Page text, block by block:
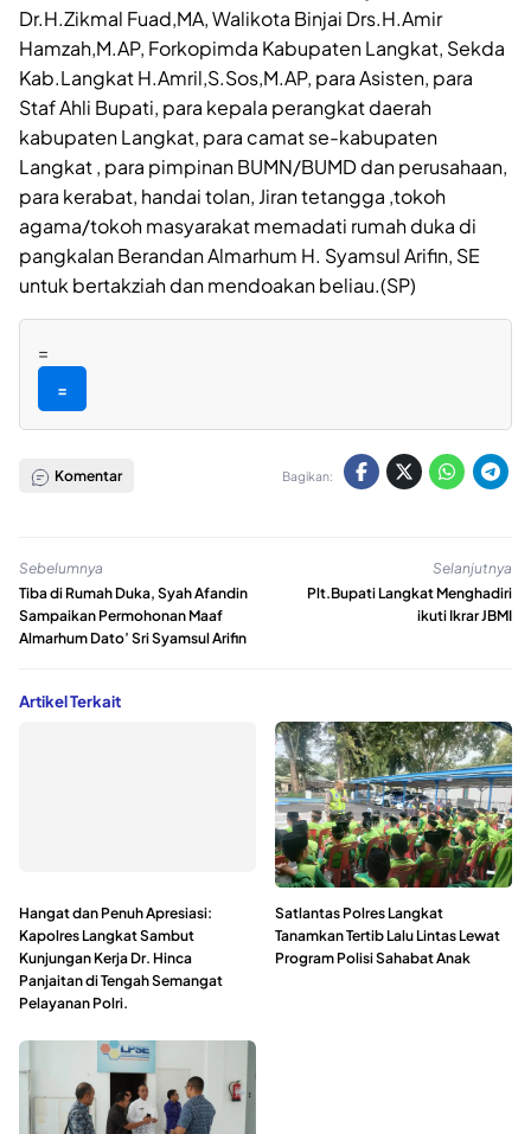
Dr.H.Zikmal Fuad,MA, Walikota Binjai Drs.H.Amir
Hamzah,M.AP, Forkopimda Kabupaten Langkat, Sekda
Kab.Langkat H.Amril,S.Sos,M.AP, para Asisten, para
Staf Ahli Bupati, para kepala perangkat daerah
kabupaten Langkat, para camat se-kabupaten
Langkat , para pimpinan BUMN/BUMD dan perusahaan,
para kerabat, handai tolan, Jiran tetangga ,tokoh
agama/tokoh masyarakat memadati rumah duka di
pangkalan Berandan Almarhum H. Syamsul Arifin, SE
untuk bertakziah dan mendoakan beliau.(SP)
=
=
Komentar Bagikan:
Sebelumnya
Tiba di Rumah Duka, Syah Afandin
Sampaikan Permohonan Maaf
Almarhum Dato’ Sri Syamsul Arifin
Selanjutnya
Plt.Bupati Langkat Menghadiri
ikuti Ikrar JBMI
Artikel Terkait
Hangat dan Penuh Apresiasi:
Kapolres Langkat Sambut
Kunjungan Kerja Dr. Hinca
Panjaitan di Tengah Semangat
Pelayanan Polri.
Satlantas Polres Langkat
Tanamkan Tertib Lalu Lintas Lewat
Program Polisi Sahabat Anak